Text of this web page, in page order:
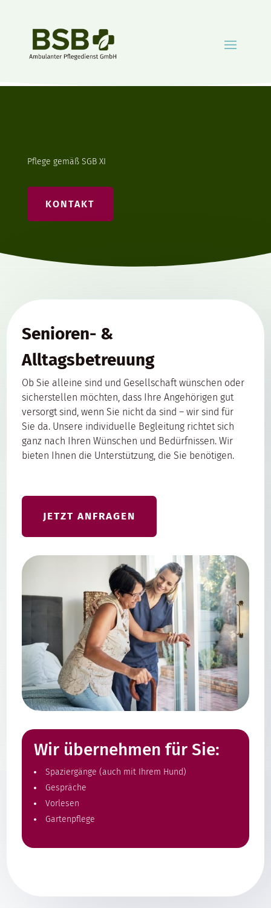
Pflege gemäß SGB XI
KONTAKT
Senioren- &
Alltagsbetreuung
Ob Sie alleine sind und Gesellschaft wünschen oder
sicherstellen möchten, dass Ihre Angehörigen gut
versorgt sind, wenn Sie nicht da sind – wir sind für
Sie da. Unsere individuelle Begleitung richtet sich
ganz nach Ihren Wünschen und Bedürfnissen. Wir
bieten Ihnen die Unterstützung, die Sie benötigen.
JETZT ANFRAGEN
Wir übernehmen für Sie:
Spaziergänge (auch mit Ihrem Hund)
Gespräche
Vorlesen
Gartenpflege